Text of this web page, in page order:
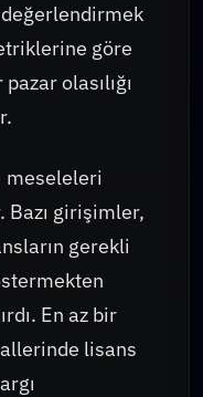
göre
olasılığı
meseleleri
Bazı girişimler,
gerekli
En az bir
lisans